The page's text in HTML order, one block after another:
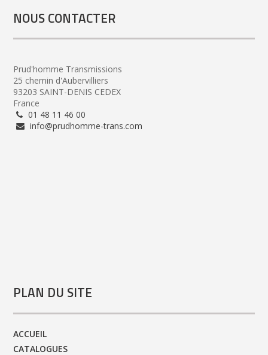
NOUS CONTACTER
Prud'homme Transmissions
25 chemin d'Aubervilliers
93203 SAINT-DENIS CEDEX
France
01 48 11 46 00
info@prudhomme-trans.com
PLAN DU SITE
ACCUEIL
CATALOGUES